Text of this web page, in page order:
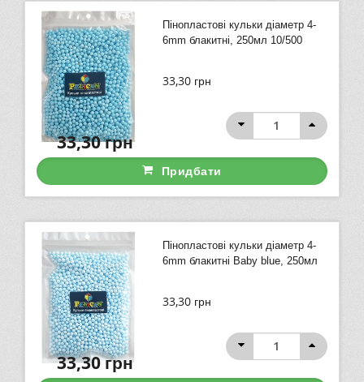
Пінопластові кульки діаметр 4-
6mm блакитні, 250мл 10/500
33,30 грн
33,30грн
Придбати
Пінопластові кульки діаметр 4-
6mm блакитні Baby blue, 250мл
33,30 грн
33,30грн